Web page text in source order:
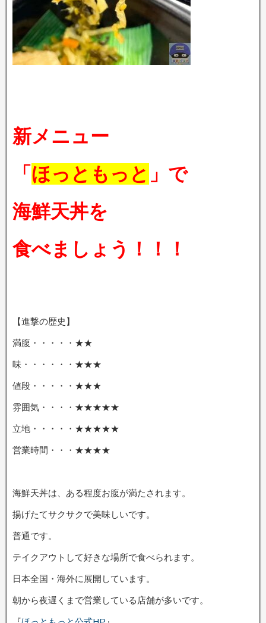
新メニュー
「 ほっともっと 」で
海鮮天丼を
食べましょう！！！
【進撃の歴史】
満腹・・・・・★★
味・・・・・・★★★
値段・・・・・★★★
雰囲気・・・・★★★★★
立地・・・・・★★★★★
営業時間・・・★★★★
海鮮天丼は、ある程度お腹が満たされます。
揚げたてサクサクで美味しいです。
普通です。
テイクアウトして好きな場所で食べられます。
日本全国・海外に展開しています。
朝から夜遅くまで営業している店舗が多いです。